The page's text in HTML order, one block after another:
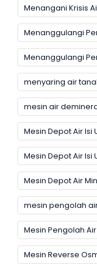
Menangani Krisis
Menanggulangi
Menanggulangi
menyaring air
mesin air
Mesin Depot Air Isi
Mesin Depot Air Isi
Mesin Depot Air
mesin pengolah
Mesin Pengolah
Mesin Reverse